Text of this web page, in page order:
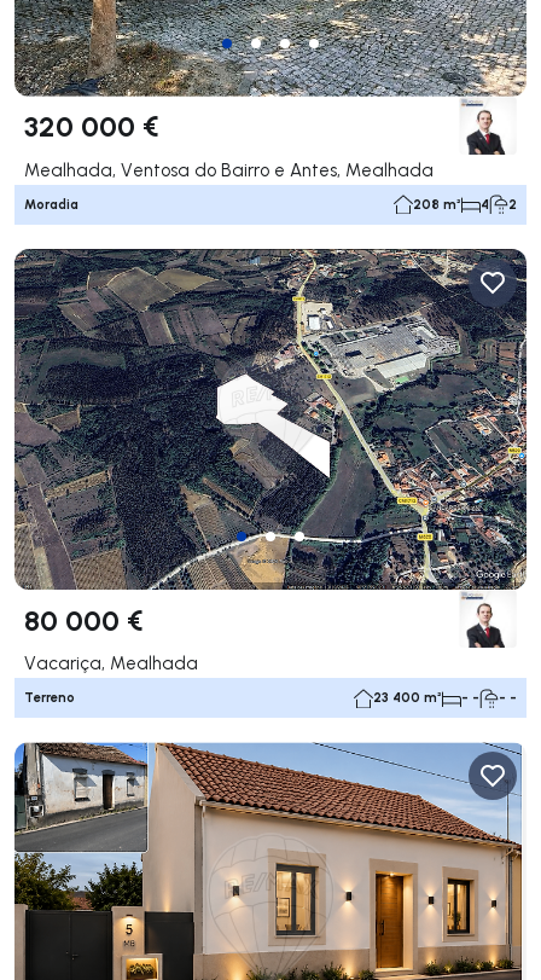
320 000 €
Mealhada, Ventosa do Bairro e Antes, Mealhada
Moradia 208 m² 4 2
80 000 €
Vacariça, Mealhada
Terreno 23 400 m² - - - -